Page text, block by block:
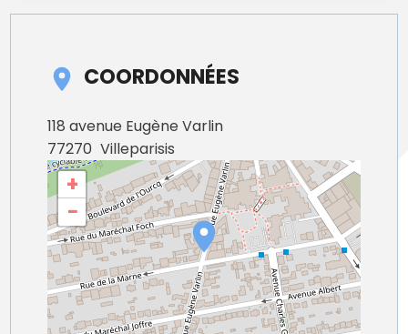
COORDONNÉES
118 avenue Eugène Varlin
77270 Villeparisis
+
−